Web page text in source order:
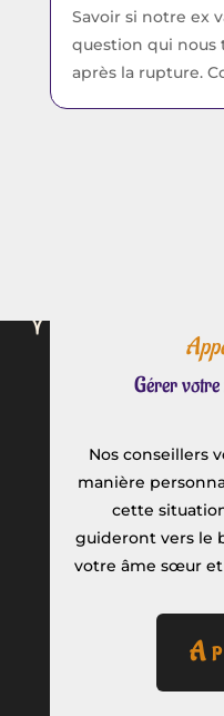
Savoir si notre ex
question qui nous
après la rupture.
Gérer
Nos conseillers
manière
cette
guideront vers le
votre âme sœur